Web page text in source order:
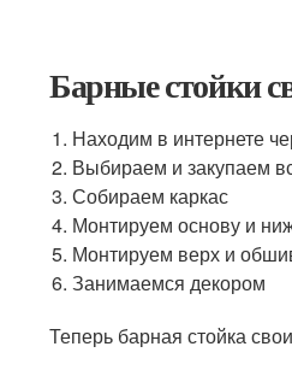
Барные стойки
Находим в интернете
Выбираем и закупаем
Собираем каркас
Монтируем основу и
Монтируем верх и
Занимаемся декором
Теперь барная стойка